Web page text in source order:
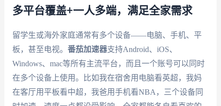
多平台覆盖+一人多端，满足全家需求
留学生或海外家庭通常有多个设备——电脑、手机、平
板，甚至电视。 番茄加速器支持Android、iOS、
Windows、mac等所有主流平台，而且一个账号可以同时
在多个设备上使用。比如我在宿舍用电脑看英超，我妈
在客厅用平板看中超，我爸用手机看NBA，三个设备同